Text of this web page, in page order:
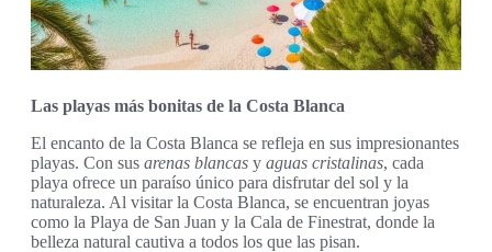
Las playas más bonitas de la Costa Blanca
El encanto de la Costa Blanca se refleja en sus impresionantes
playas. Con sus arenas blancas y aguas cristalinas, cada
playa ofrece un paraíso único para disfrutar del sol y la
naturaleza. Al visitar la Costa Blanca, se encuentran joyas
como la Playa de San Juan y la Cala de Finestrat, donde la
belleza natural cautiva a todos los que las pisan.